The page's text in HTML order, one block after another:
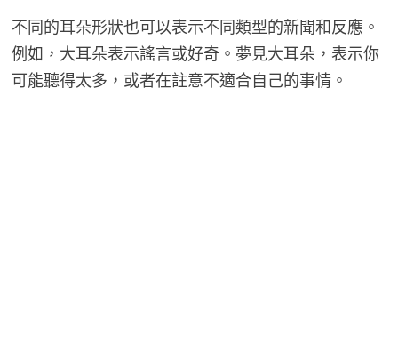
不同的耳朵形狀也可以表示不同類型的新聞和反應。
例如，大耳朵表示謠言或好奇。夢見大耳朵，表示你
可能聽得太多，或者在註意不適合自己的事情。